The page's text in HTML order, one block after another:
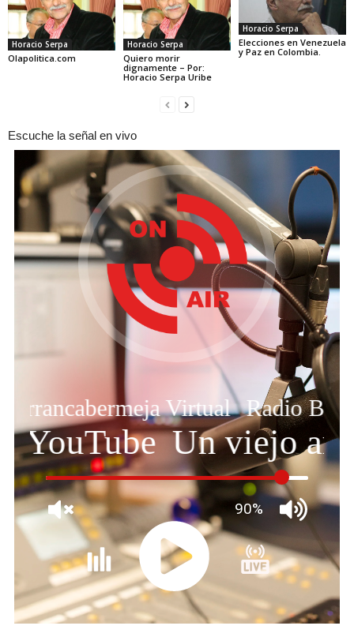
Horacio Serpa
Olapolitica.com
Horacio Serpa
Quiero morir
dignamente – Por:
Horacio Serpa Uribe
Horacio Serpa
Elecciones en Venezuela
y Paz en Colombia.
Escuche la señal en vivo